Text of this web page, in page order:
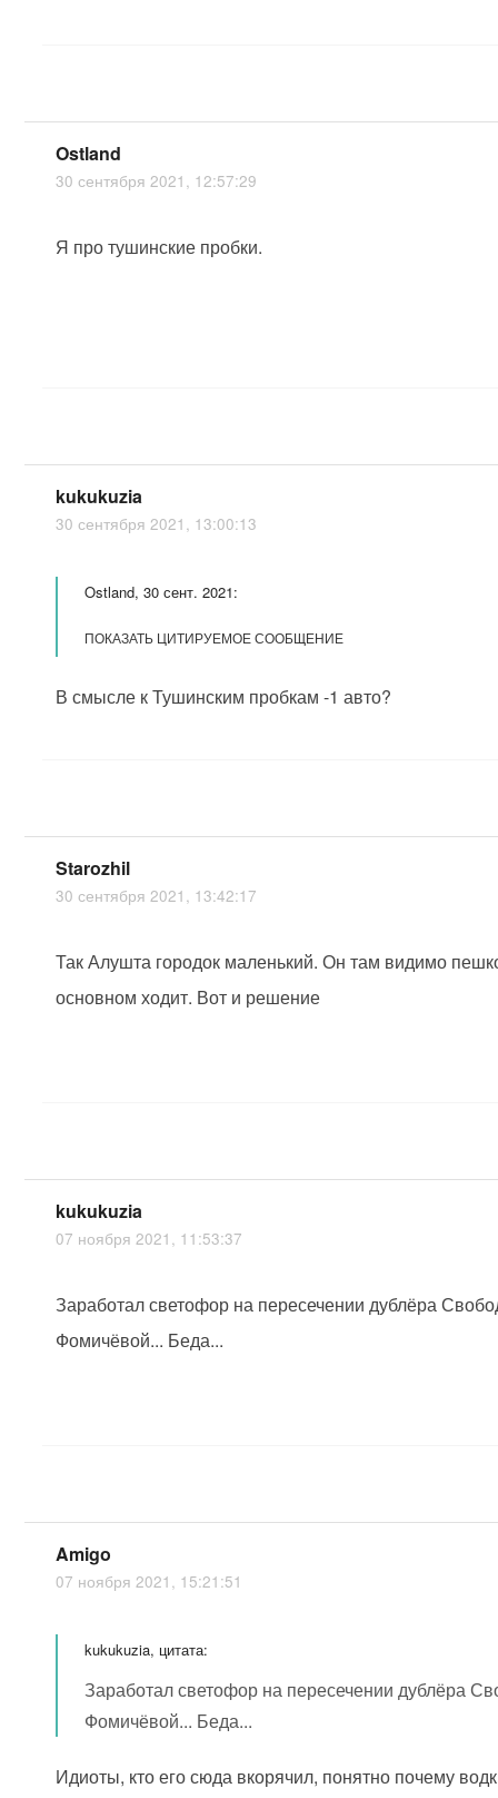
Ostland
30 сентября 2021, 12:57:29
Я про тушинские пробки.
kukukuzia
30 сентября 2021, 13:00:13
Ostland, 30 сент. 2021:
ПОКАЗАТЬ ЦИТИРУЕМОЕ СООБЩЕНИЕ
В смысле к Тушинским пробкам -1 авто?
Starozhil
30 сентября 2021, 13:42:17
Так Алушта городок маленький. Он там видимо
основном ходит. Вот и решение
kukukuzia
07 ноября 2021, 11:53:37
Заработал светофор на пересечении дублёра
Фомичёвой... Беда...
Amigo
07 ноября 2021, 15:21:51
kukukuzia, цитата:
Заработал светофор на пересечении дублёра
Фомичёвой... Беда...
Идиоты, кто его сюда вкорячил, понятно почему